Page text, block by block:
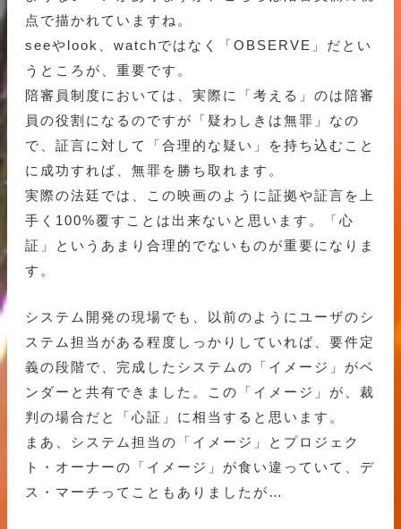
点で描かれていますね。
seeやlook、watchではなく「OBSERVE」だとい
うところが、重要です。
陪審員制度においては、実際に「考える」のは陪審
員の役割になるのですが「疑わしきは無罪」なの
で、証言に対して「合理的な疑い」を持ち込むこと
に成功すれば、無罪を勝ち取れます。
実際の法廷では、この映画のように証拠や証言を上
手く100%覆すことは出来ないと思います。「心
証」というあまり合理的でないものが重要になりま
す。
システム開発の現場でも、以前のようにユーザのシ
ステム担当がある程度しっかりしていれば、要件定
義の段階で、完成したシステムの「イメージ」がベ
ンダーと共有できました。この「イメージ」が、裁
判の場合だと「心証」に相当すると思います。
まあ、システム担当の「イメージ」とプロジェク
ト・オーナーの「イメージ」が食い違っていて、デ
ス・マーチってこともありましたが…